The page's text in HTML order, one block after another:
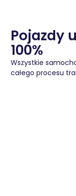
Pojazdy
100%
Wszystkie
całego procesu